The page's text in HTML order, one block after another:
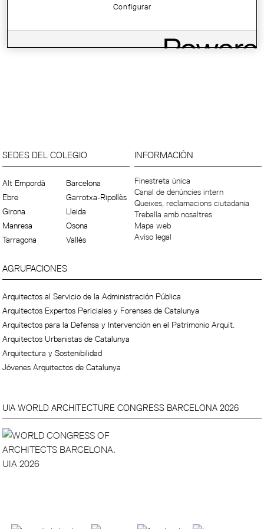
SEDES DEL COLEGIO
Alt Empordà
Barcelona
Ebre
Garrotxa-Ripollès
Girona
Lleida
Manresa
Osona
Tarragona
Vallès
INFORMACIÓN
Finestreta única
Canal de denúncies intern
Queixes, reclamacions ciutadania
Treballa amb nosaltres
Mapa web
Aviso legal
AGRUPACIONES
Arquitectos al Servicio de la Administración Pública
Arquitectos Expertos Periciales y Forenses de Catalunya
Arquitectos para la Defensa y Intervención en el Patrimonio Arquit.
Arquitectos Urbanistas de Catalunya
Arquitectura y Sostenibilidad
Jóvenes Arquitectos de Catalunya
UIA WORLD ARCHITECTURE CONGRESS BARCELONA 2026
Configurar